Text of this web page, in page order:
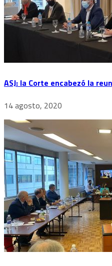
ASJ: la Corte encabezó la
14 agosto, 2020